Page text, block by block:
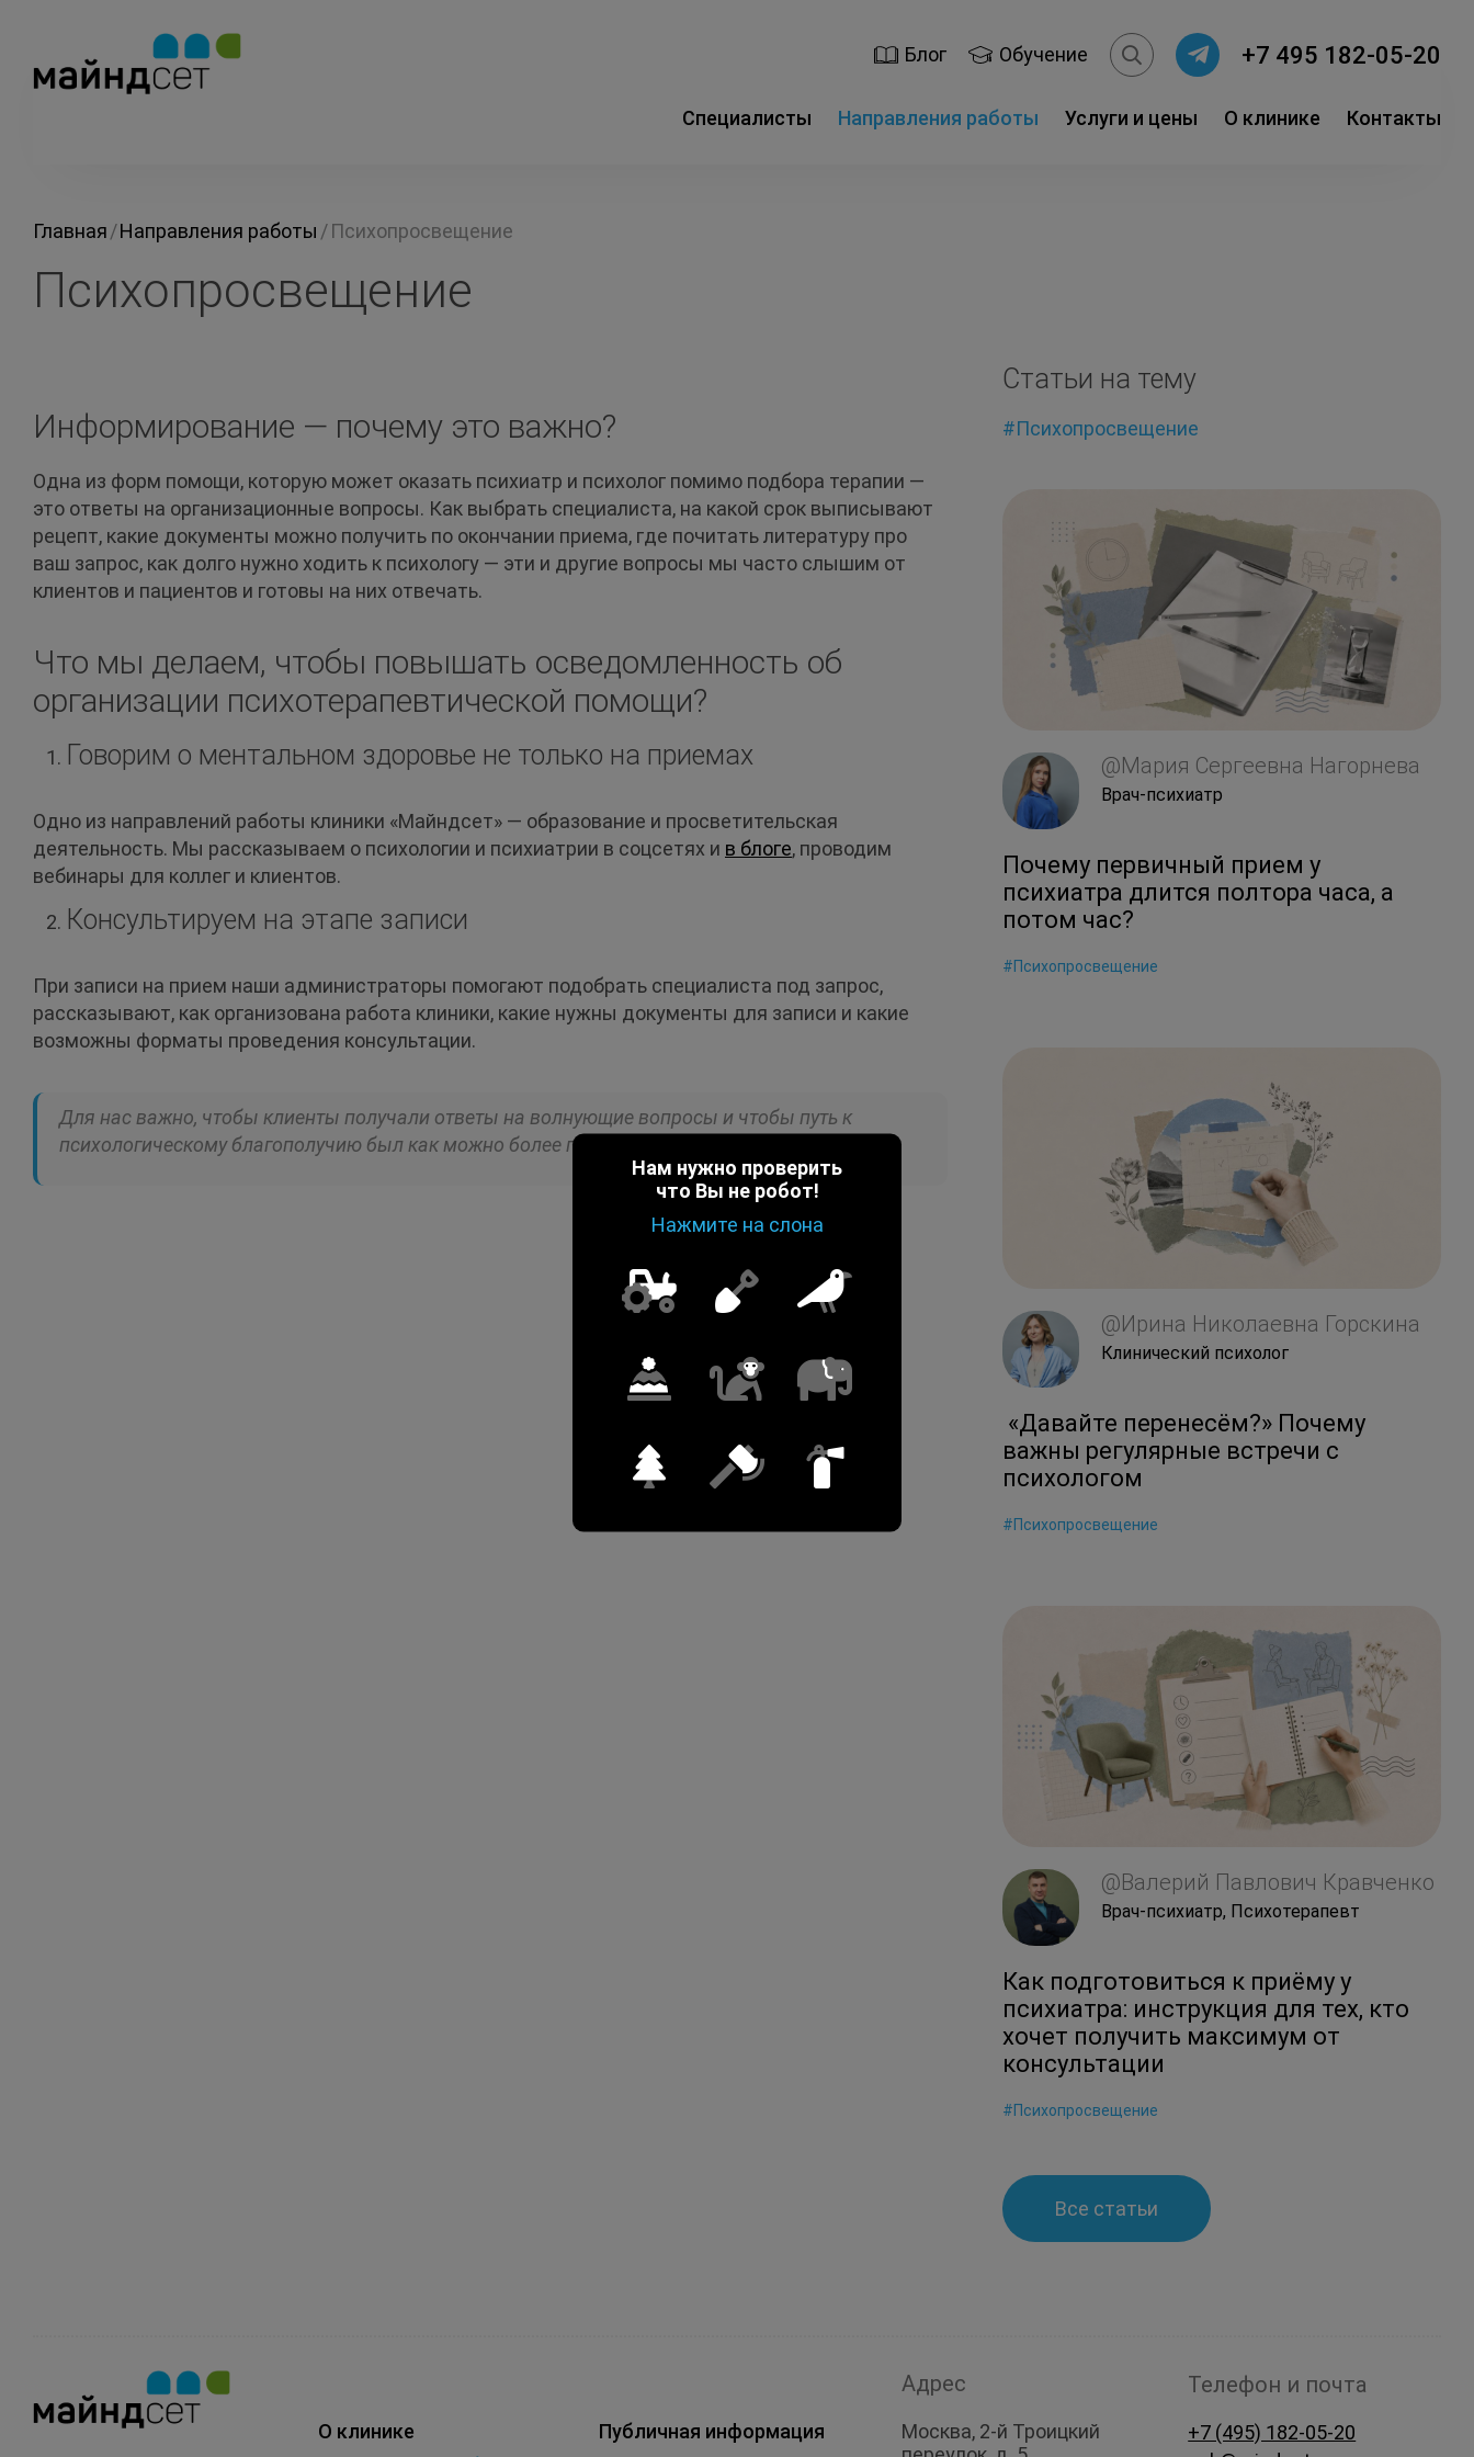
Блог Обучение +7 495 182-05-20
Специалисты Направления работы Услуги и цены О клинике Контакты
Главная/Направления работы /Психопросвещение
Психопросвещение
Информирование — почему это важно?
Одна из форм помощи, которую может оказать психиатр и психолог помимо подбора терапии —
это ответы на организационные вопросы. Как выбрать специалиста, на какой срок выписывают
рецепт, какие документы можно получить по окончании приема, где почитать литературу про
ваш запрос, как долго нужно ходить к психологу — эти и другие вопросы мы часто слышим от
клиентов и пациентов и готовы на них отвечать.
Что мы делаем, чтобы повышать осведомленность об
организации психотерапевтической помощи?
Говорим о ментальном здоровье не только на приемах
Одно из направлений работы клиники «Майндсет» — образование и просветительская
деятельность. Мы рассказываем о психологии и психиатрии в соцсетях и в блоге, проводим
вебинары для коллег и клиентов.
Консультируем на этапе записи
При записи на прием наши администраторы помогают подобрать специалиста под запрос,
рассказывают, как организована работа клиники, какие нужны документы для записи и какие
возможны форматы проведения консультации.
Для нас важно, чтобы клиенты получали ответы на волнующие вопросы и чтобы путь к
психологическому благополучию был как можно более понятным.
Статьи на тему
#Психопросвещение
@Мария Сергеевна Нагорнева
Врач-психиатр
Почему первичный прием у
психиатра длится полтора часа, а
потом час?
#Психопросвещение
@Ирина Николаевна Горскина
Клинический психолог
«Давайте перенесём?» Почему
важны регулярные встречи с
психологом
#Психопросвещение
@Валерий Павлович Кравченко
Врач-психиатр, Психотерапевт
Как подготовиться к приёму у
психиатра: инструкция для тех, кто
хочет получить максимум от
консультации
#Психопросвещение
Все статьи
О клинике
Публичная информация
Адрес
Москва, 2-й Троицкий
Телефон и почта
+7 (495) 182-05-20
Нам нужно проверить
что Вы не робот!
Нажмите на слона